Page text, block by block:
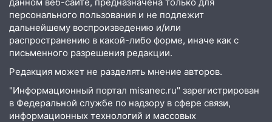
детскую площадку привели в порядок
15:48 На Димитровградском шоссе
загорелся полигон промышленных
15:36 В Ульяновской области собрали
более 556 тысяч тонн зерна
персонального пользования и не подлежит
дальнейшему воспроизведению и/или
распространению в какой-либо форме, иначе как с
письменного разрешения редакции.
Редакция может не разделять мнение авторов.
"Информационный портал misanec.ru" зарегистрирован
в Федеральной службе по надзору в сфере связи,
информационных технологий и массовых